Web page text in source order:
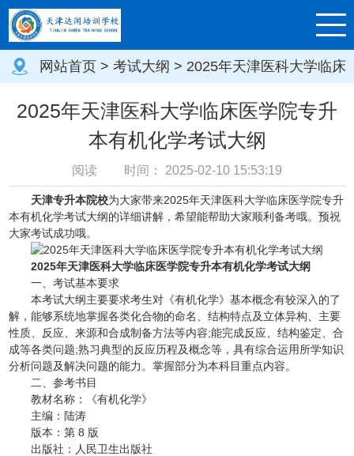
网站首页 > 考试大纲 > 2025年天津医科大学临床
医学院专升本有机化学考试大纲
2025年天津医科大学临床医学院专升
本有机化学考试大纲
阅读 时间： 2025-02-10 15:53:19
天津专升本院校为大家带来2025年天津医科大学临床医学院专升
本有机化学考试大纲的详细讲解，希望能帮助大家顺利备考哦。预祝
大家考试成功哦。
2025年天津医科大学临床医学院专升本有机化学考试大纲
一、考试基本要求
本考试大纲主要要求考生对《有机化学》基本概念有较深入的了
解，能够系统地掌握各类化合物的命名、结构特点及立体异构、主要
性质、反应、来源和合成制备方法等内容;能完成反应、结构鉴定、合
成等各类问题;熟习典型的反应历程及概念等，具有综合运用所学知识
分析问题及解决问题的能力。掌握部分为本科目重点内容。
二、参考书目
教材名称：《有机化学》
主编：陆涛
版本：第 8 版
出版社：人民卫生出版社